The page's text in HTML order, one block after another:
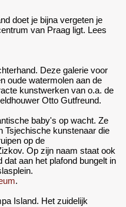
doet je bijna vergeten je
van Praag ligt. Lees
Deze galerie voor
oude watermolen aan de
kunstwerken van o.a. de
Otto Gutfreund.
baby's op wacht. Ze
Tsjechische kunstenaar die
op de
Op zijn naam staat ook
dat aan het plafond bungelt in
.
Island. Het zuidelijk